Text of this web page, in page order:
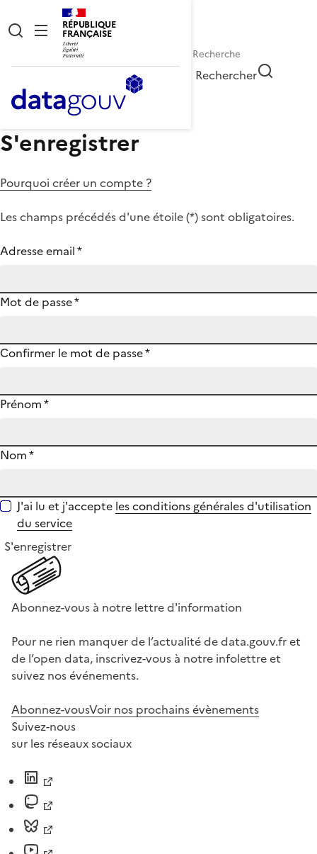
RÉPUBLIQUE
FRANÇAISE
Rechercher
S'enregistrer
Pourquoi créer un compte ?
Les champs précédés d'une étoile (*) sont obligatoires.
Adresse email*
Mot de passe*
Confirmer le mot de passe*
Prénom*
Nom*
J'ai lu et j'accepte les conditions générales d'utilisation
du service
S'enregistrer
Abonnez-vous à notre lettre d'information
Pour ne rien manquer de l’actualité de data.gouv.fr et
de l’open data, inscrivez-vous à notre infolettre et
suivez nos événements.
Abonnez-vousVoir nos prochains évènements
Suivez-nous
sur les réseaux sociaux